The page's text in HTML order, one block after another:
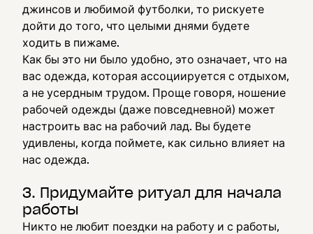
джинсов и любимой футболки, то рискуете
дойти до того, что целыми днями будете
ходить в пижаме.
Как бы это ни было удобно, это означает, что на
вас одежда, которая ассоциируется с отдыхом,
а не усердным трудом. Проще говоря, ношение
рабочей одежды (даже повседневной) может
настроить вас на рабочий лад. Вы будете
удивлены, когда поймете, как сильно влияет на
нас одежда.
3. Придумайте ритуал для начала
работы
Никто не любит поездки на работу и с работы,